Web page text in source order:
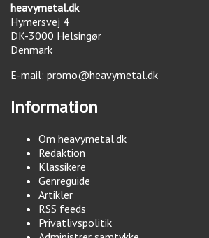
heavymetal.dk
Hymersvej 4
DK-3000 Helsingør
Denmark
E-mail: promo@heavymetal.dk
Information
Om heavymetal.dk
Redaktion
Klassikere
Genreguide
Artikler
RSS feeds
Privatlivspolitik